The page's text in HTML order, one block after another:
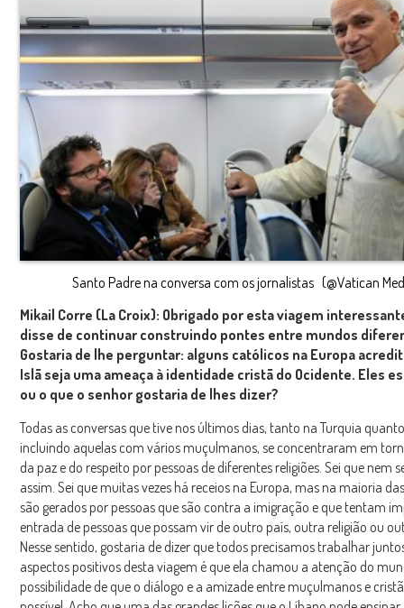
Santo Padre na conversa com os jornalistas (@Vatican
Mikail Corre (La Croix): Obrigado por esta viagem
disse de continuar construindo pontes entre mundos
Gostaria de lhe perguntar: alguns católicos na Europa
Islã seja uma ameaça à identidade cristã do Ocidente. Eles
ou o que o senhor gostaria de lhes dizer?
Todas as conversas que tive nos últimos dias, tanto na Turquia
incluindo aquelas com vários muçulmanos, se concentraram em
da paz e do respeito por pessoas de diferentes religiões. Sei que nem
assim. Sei que muitas vezes há receios na Europa, mas na maioria
são gerados por pessoas que são contra a imigração e que tentam
entrada de pessoas que possam vir de outro país, outra religião ou
Nesse sentido, gostaria de dizer que todos precisamos trabalhar
aspectos positivos desta viagem é que ela chamou a atenção do
possibilidade de que o diálogo e a amizade entre muçulmanos e